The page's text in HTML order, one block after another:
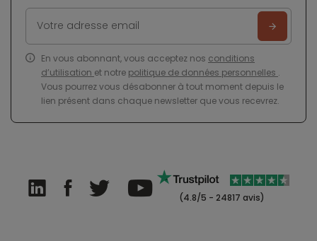
En vous abonnant, vous acceptez nos conditions
d’utilisation et notre politique de données personnelles .
Vous pourrez vous désabonner à tout moment depuis le
lien présent dans chaque newsletter que vous recevrez.
(4.8/5 - 24817 avis)